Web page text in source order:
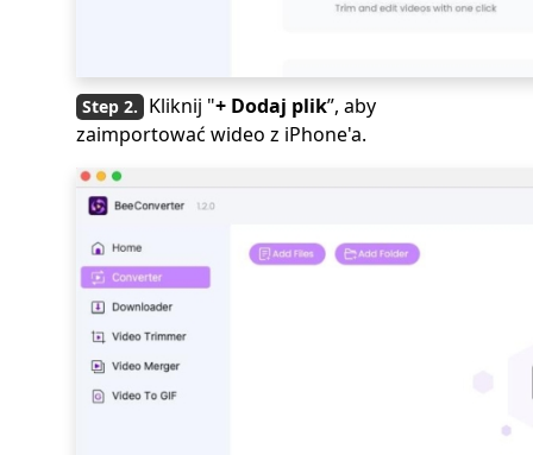
Kliknij "+ Dodaj plik”, aby
zaimportować wideo z iPhone'a.